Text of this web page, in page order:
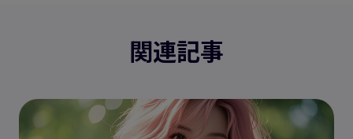
関連記事